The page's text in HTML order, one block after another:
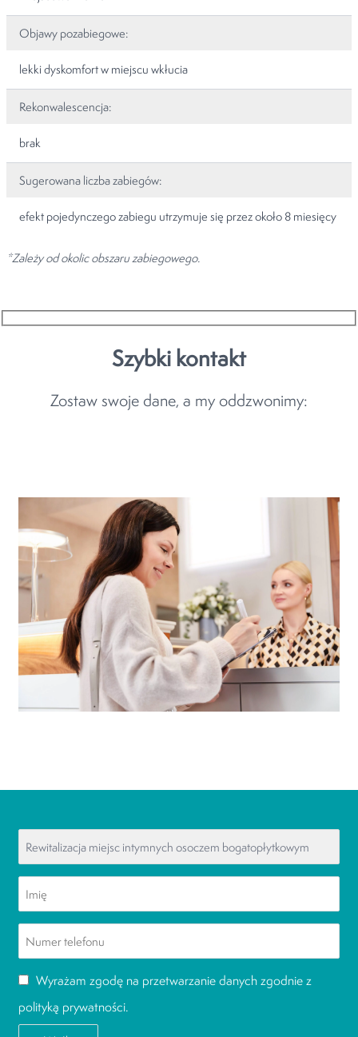
Objawy pozabiegowe:
lekki dyskomfort w miejscu wkłucia
Rekonwalescencja:
brak
Sugerowana liczba zabiegów:
efekt pojedynczego zabiegu utrzymuje się przez około 8 miesięcy
*Zależy od okolic obszaru zabiegowego.
Szybki kontakt
Zostaw swoje dane, a my oddzwonimy:
Wyrażam zgodę na przetwarzanie danych zgodnie z
polityką prywatności.